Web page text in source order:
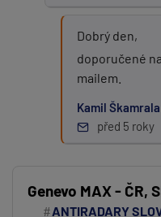
Dobrý den,
doporučené
mailem.
Kamil
před 5 roky
Genevo MAX - ČR,
ANTIRADARY